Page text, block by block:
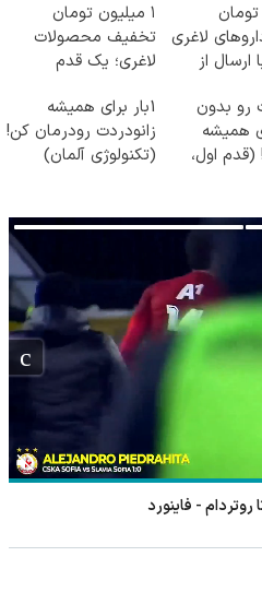
تومان
لاغری
از
۱ میلیون تومان
تخفیف محصولات
لاغری؛ یک قدم
کاهش وزن
رو بدون
همیشه
اول،
1بار برای همیشه
زانودردت رودرمان کن!
(تکنولوژی آلمان)
روتردام - فاینورد